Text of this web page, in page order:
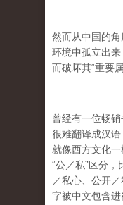
然而从中国的
环境中孤立出
而破坏其“重要属
曾经有一位畅销
很难翻译成汉语
就像西方文化
“公／私”区分
／私心、公开
字被中文包含进